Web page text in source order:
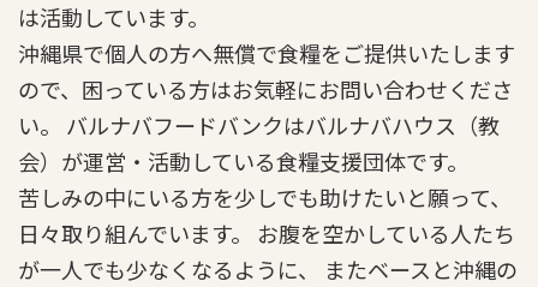
は活動しています。
沖縄県で個人の方へ無償で食糧をご提供いたします
ので、困っている方はお気軽にお問い合わせくださ
い。 バルナバフードバンクはバルナバハウス（教
会）が運営・活動している食糧支援団体です。
苦しみの中にいる方を少しでも助けたいと願って、
日々取り組んでいます。 お腹を空かしている人たち
が一人でも少なくなるように、 またベースと沖縄の